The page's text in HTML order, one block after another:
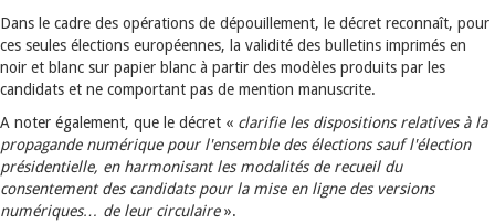
Dans le cadre des opérations de dépouillement, le décret reconnaît, pour
ces seules élections européennes, la validité des bulletins imprimés en
noir et blanc sur papier blanc à partir des modèles produits par les
candidats et ne comportant pas de mention manuscrite.
A noter également, que le décret « clarifie les dispositions relatives à la
propagande numérique pour l'ensemble des élections sauf l'élection
présidentielle, en harmonisant les modalités de recueil du
consentement des candidats pour la mise en ligne des versions
numériques… de leur circulaire».